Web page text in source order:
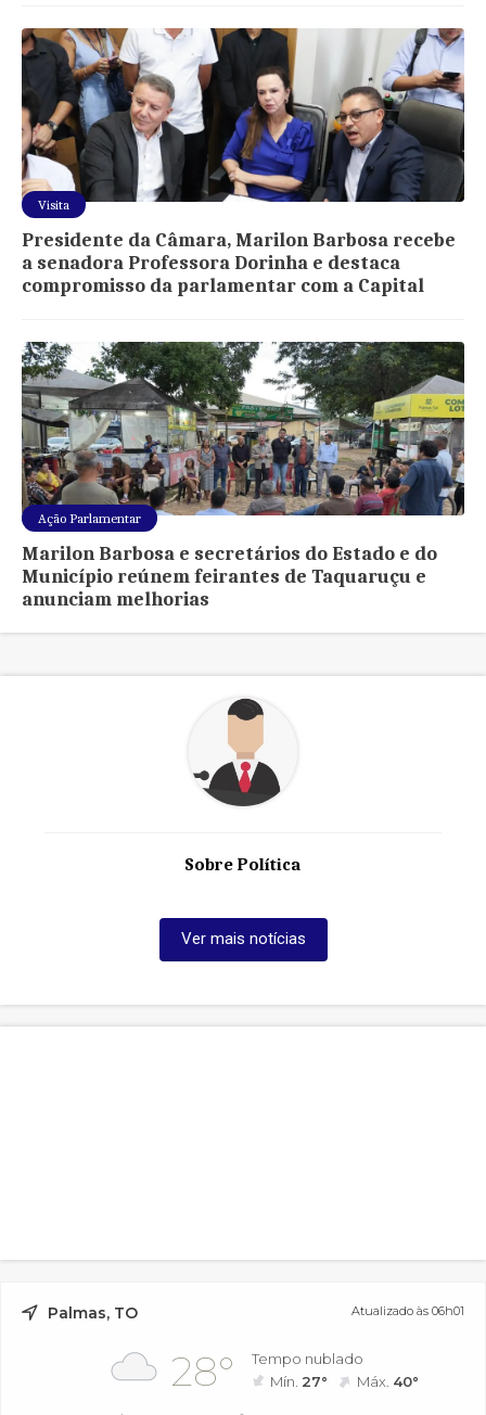
Visita
Presidente da Câmara, Marilon Barbosa recebe
a senadora Professora Dorinha e destaca
compromisso da parlamentar com a Capital
Ação Parlamentar
Marilon Barbosa e secretários do Estado e do
Município reúnem feirantes de Taquaruçu e
anunciam melhorias
Sobre Política
Ver mais notícias
Palmas, TO Atualizado às 06h01
28°
Tempo nublado
Mín. 27° Máx. 40°